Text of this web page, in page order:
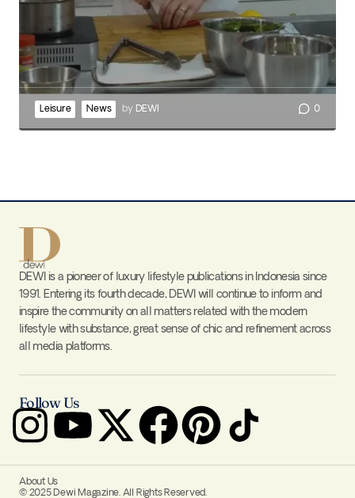
Leisure News by DEWI 0
DEWI is a pioneer of luxury lifestyle publications in Indonesia since
1991. Entering its fourth decade, DEWI will continue to inform and
inspire the community on all matters related with the modern
lifestyle with substance, great sense of chic and refinement across
all media platforms.
Follow Us
About Us
© 2025 Dewi Magazine. All Rights Reserved.